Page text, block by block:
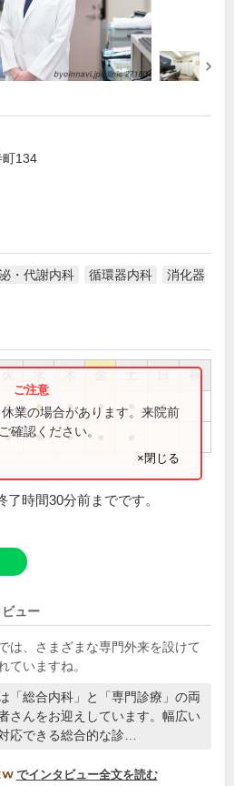
町134
・代謝内科 循環器内科
消化器
祝
● ● ● ● ●
● ● ●
業の場合があります。来院前
確認ください。
×閉じる
了時間30分前までです。
ュー
は、さまざまな専門外来を設けて
ていますね。
「総合内科」と「専門診療」の両
さんをお迎えしています。幅広い
応できる総合的な診…
DOCTORVIEW
でインタビュー全文を読む